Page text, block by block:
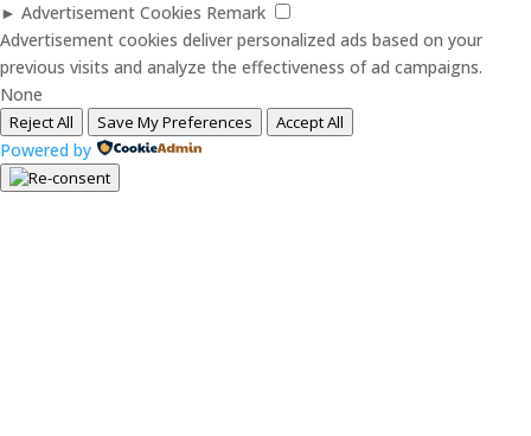
► Advertisement Cookies Remark
Advertisement cookies deliver personalized ads based on your
previous visits and analyze the effectiveness of ad campaigns.
None
Reject All Save My Preferences Accept All
Powered by